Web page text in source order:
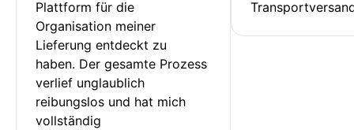
Plattform für die
Organisation meiner
Lieferung entdeckt zu
haben. Der gesamte Prozess
verlief unglaublich
reibungslos und hat mich
vollständig